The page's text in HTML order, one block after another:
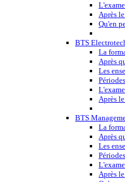
Après
Qu'en
BTS
La
Après
Les
Après
BTS
La
Après
Les
Après